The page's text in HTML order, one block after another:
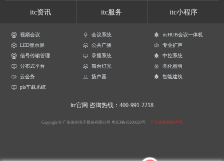
itc资讯 itc服务 itc小程序
视频会议 会议系统
itcHUB会议一体机
LED显示屏
公共广播
专业扩声
信号传输管理
录播系统
中控系统
分布式平台
舞台灯光
亮化照明
云会务
扬声器
智能建筑
pis车载系统
itc官网 咨询热线：400-991-2218
Copyright © 广东保伦电子股份有限公司 粤ICP备16106620号 产品参数解释声明